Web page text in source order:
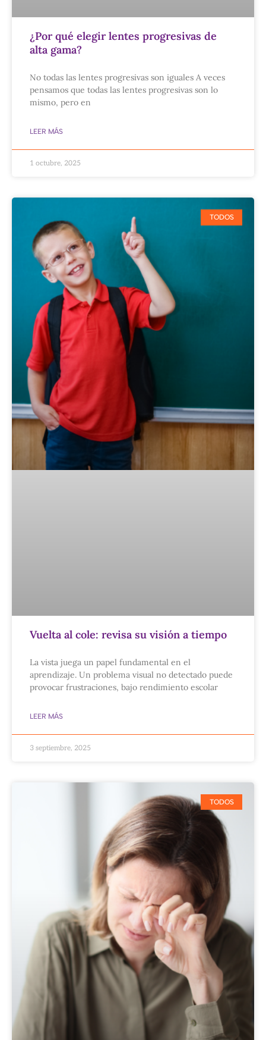
¿Por qué elegir lentes progresivas de
alta gama?
No todas las lentes progresivas son iguales A veces
pensamos que todas las lentes progresivas son lo
mismo, pero en
LEER MÁS
1 octubre, 2025
TODOS
Vuelta al cole: revisa su visión a tiempo
La vista juega un papel fundamental en el
aprendizaje. Un problema visual no detectado puede
provocar frustraciones, bajo rendimiento escolar
LEER MÁS
3 septiembre, 2025
TODOS